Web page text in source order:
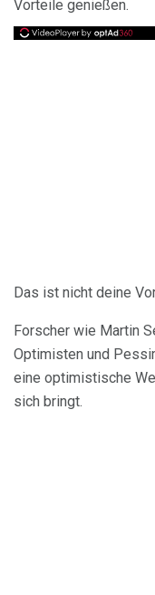
Vorteile genießen.
Das ist nicht deine
Forscher wie Martin
Optimisten und
eine optimistische
sich bringt.